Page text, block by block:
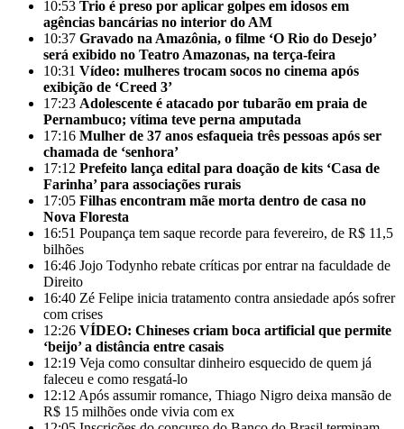
10:53 Trio é preso por aplicar golpes em idosos em
agências bancárias no interior do AM
10:37 Gravado na Amazônia, o filme ‘O Rio do Desejo’
será exibido no Teatro Amazonas, na terça-feira
10:31 Vídeo: mulheres trocam socos no cinema após
exibição de ‘Creed 3’
17:23 Adolescente é atacado por tubarão em praia de
Pernambuco; vítima teve perna amputada
17:16 Mulher de 37 anos esfaqueia três pessoas após ser
chamada de ‘senhora’
17:12 Prefeito lança edital para doação de kits ‘Casa de
Farinha’ para associações rurais
17:05 Filhas encontram mãe morta dentro de casa no
Nova Floresta
16:51 Poupança tem saque recorde para fevereiro, de R$ 11,5
bilhões
16:46 Jojo Todynho rebate críticas por entrar na faculdade de
Direito
16:40 Zé Felipe inicia tratamento contra ansiedade após sofrer
com crises
12:26 VÍDEO: Chineses criam boca artificial que permite
‘beijo’ a distância entre casais
12:19 Veja como consultar dinheiro esquecido de quem já
faleceu e como resgatá-lo
12:12 Após assumir romance, Thiago Nigro deixa mansão de
R$ 15 milhões onde vivia com ex